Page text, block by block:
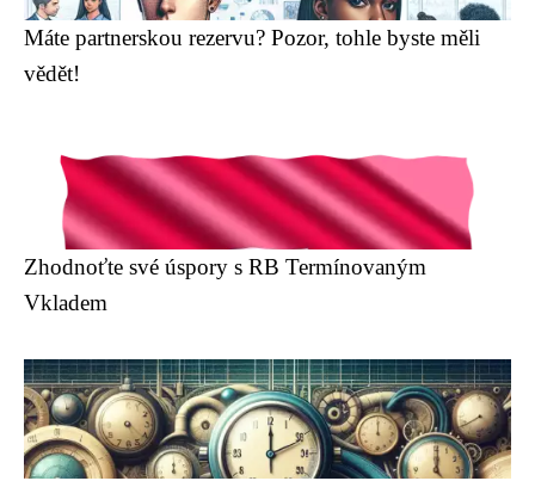
Máte partnerskou rezervu? Pozor, tohle byste měli
vědět!
Zhodnoťte své úspory s RB Termínovaným
Vkladem